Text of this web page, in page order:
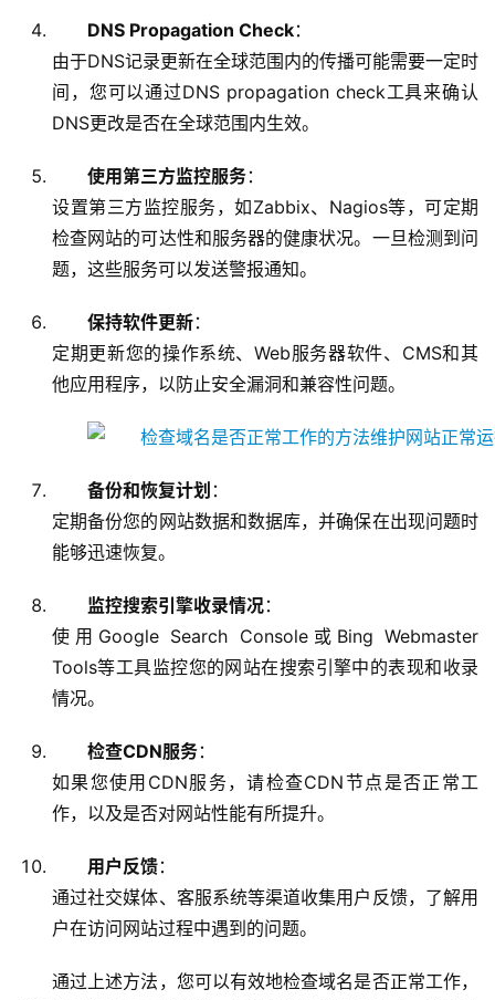
DNS Propagation Check：
由于DNS记录更新在全球范围内的传播可能需要一定时
间，您可以通过DNS propagation check工具来确认
DNS更改是否在全球范围内生效。
使用第三方监控服务：
设置第三方监控服务，如Zabbix、Nagios等，可定期
检查网站的可达性和服务器的健康状况。一旦检测到问
题，这些服务可以发送警报通知。
保持软件更新：
定期更新您的操作系统、Web服务器软件、CMS和其
他应用程序，以防止安全漏洞和兼容性问题。
备份和恢复计划 ：
定期备份您的网站数据和数据库，并确保在出现问题时
能够迅速恢复。
监控搜索引擎收录情况：
使用Google Search Console或Bing Webmaster
Tools等工具监控您的网站在搜索引擎中的表现和收录
情况。
检查CDN服务：
如果您使用CDN服务，请检查CDN节点是否正常工
作，以及是否对网站性能有所提升。
用户反馈：
通过社交媒体、客服系统等渠道收集用户反馈，了解用
户在访问网站过程中遇到的问题。
通过上述方法，您可以有效地检查域名是否正常工作，